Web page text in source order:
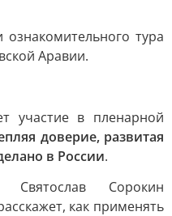
тура
Аравии.
участие в пленарной
доверие, развитая
в России.
Святослав Сорокин
как применять